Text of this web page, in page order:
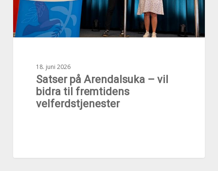
fremtidens
velferdstjenester
18. juni 2026
Satser på Arendalsuka – vil
bidra til fremtidens
velferdstjenester